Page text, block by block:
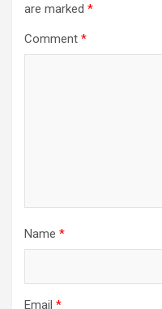
are marked *
Comment *
Name *
Email *